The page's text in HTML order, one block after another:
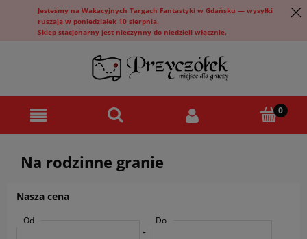
Jesteśmy na Wakacyjnych Targach Fantastyki w Gdańsku — wysyłki
ruszają w poniedziałek 10 sierpnia.
Sklep stacjonarny jest nieczynny do niedzieli włącznie.
Na rodzinne granie
Nasza cena
Od
-
Do